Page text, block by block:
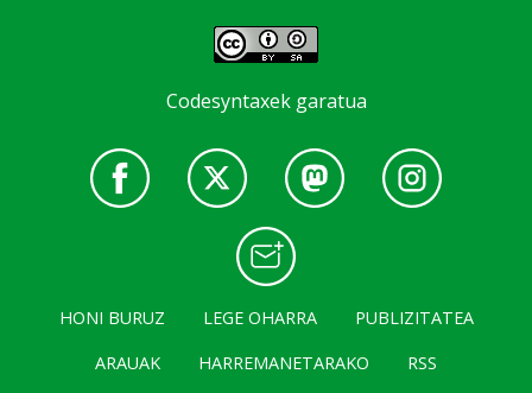
Codesyntaxek garatua
HONI BURUZ LEGE OHARRA
PUBLIZITATEA
ARAUAK
HARREMANETARAKO RSS